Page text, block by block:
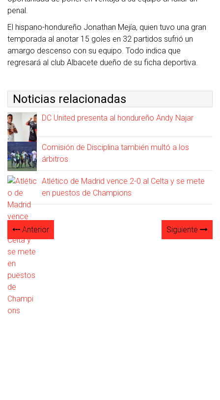
penal.
El hispano-hondureño Jonathan Mejía, quien tuvo una gran
temporada al anotar 15 goles en 32 partidos sufrió un
amargo descenso con su equipo. Todo indica que
regresará al club Albacete dueño de su ficha deportiva.
Noticias relacionadas
DC United presenta al hondureño Andy Najar
Comisión de Disciplina también multó a los
árbitros
Atlético de Madrid vence 2-0 al Celta y se mete
en puestos de Champions
Anterior Siguiente